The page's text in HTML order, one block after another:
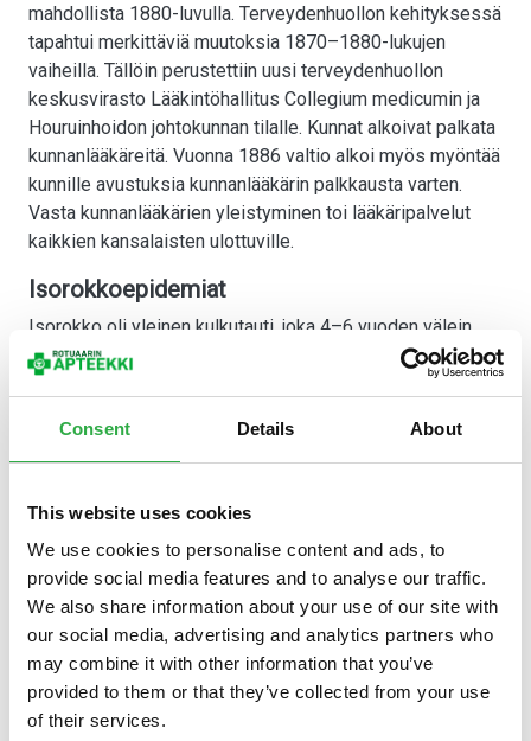
Consent Details About
This website uses cookies
We use cookies to personalise content and ads, to
provide social media features and to analyse our traffic.
We also share information about your use of our site with
our social media, advertising and analytics partners who
may combine it with other information that you’ve
provided to them or that they’ve collected from your use
of their services.
mahdollista 1880-luvulla. Terveydenhuollon kehityksessä
tapahtui merkittäviä muutoksia 1870–1880-lukujen
vaiheilla. Tällöin perustettiin uusi terveydenhuollon
keskusvirasto Lääkintöhallitus Collegium medicumin ja
Houruinhoidon johtokunnan tilalle. Kunnat alkoivat palkata
kunnanlääkäreitä. Vuonna 1886 valtio alkoi myös myöntää
kunnille avustuksia kunnanlääkärin palkkausta varten.
Vasta kunnanlääkärien yleistyminen toi lääkäripalvelut
kaikkien kansalaisten ulottuville.
Isorokkoepidemiat
Isorokko oli yleinen kulkutauti, joka 4–6 vuoden välein
yltyi epidemiaksi maassamme. Kuolleisuus isorokkoon
oli suuri. Suomalaisia rokotettiin isorokkoa vastaan jo
toimintaa. Vuonna 1883 annettiin rokotusasetus, jossa
määrättiin kunnat hoitamaan rokotukset alueillaan.
velvoitettiin rokottamaan ennen 2-vuoden ikää.
Niskoitteleville tai rokotuksen laiminlyöneille ihmisille
saatettiin antaa sakko. Rokotuspakko tuotti toivotun
tuloksen ja isorokkoepidemioita ei ole ollut vuosien
1892–1893 jälkeen moniakaan. Isorokkorokotuksen
pakollisuus päättyi vuonna 1952.
Apteekkari Huhtinen juotikkakauppiaana